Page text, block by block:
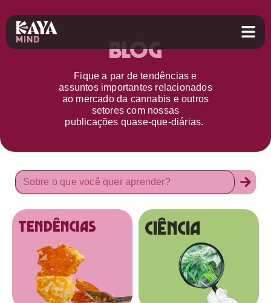
Blog
Fique a par detendências e
assuntos importantes relacionados
ao mercado da cannabis e outros
setorescom nossas
publicações quase-que-diárias.
tendências Ciência